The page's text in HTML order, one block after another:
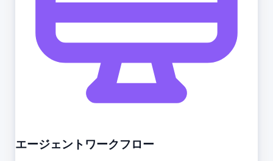
エージェントワークフロー